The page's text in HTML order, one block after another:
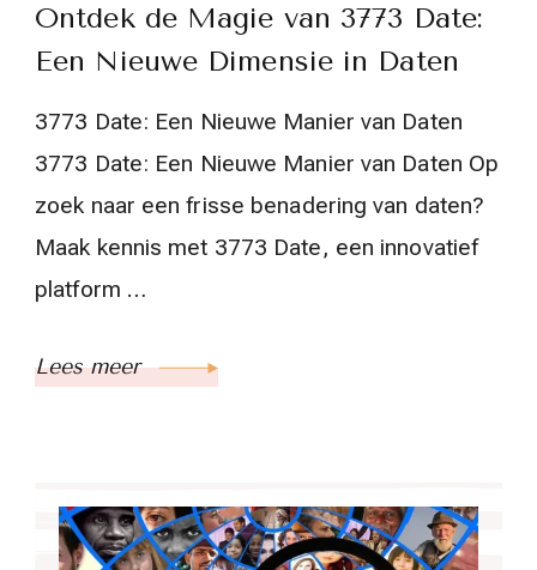
Ontdek de Magie van 3773 Date:
Een Nieuwe Dimensie in Daten
3773 Date: Een Nieuwe Manier van Daten
3773 Date: Een Nieuwe Manier van Daten Op
zoek naar een frisse benadering van daten?
Maak kennis met 3773 Date, een innovatief
platform …
Lees meer